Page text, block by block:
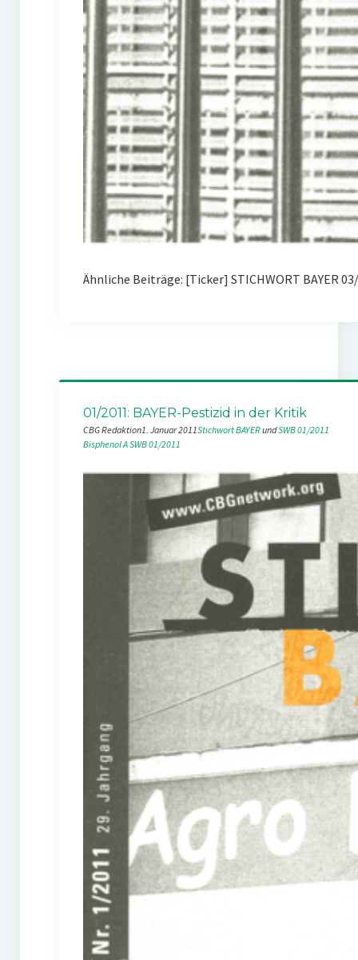
Ähnliche Beiträge: [Ticker] STICHWORT BAYER
01/2011: BAYER-Pestizid in der Kritik
CBG Redaktion1. Januar 2011Stichwort BAYER und SWB 01/2011
Bisphenol ASWB 01/2011